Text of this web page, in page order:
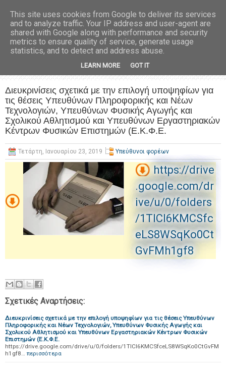
Διευκρινίσεις σχετικά με την επιλογή υποψηφίων για
τις θέσεις Υπευθύνων Πληροφορικής και Νέων
Τεχνολογιών, Υπευθύνων Φυσικής Αγωγής και
Σχολικού Αθλητισμού και Υπευθύνων Εργαστηριακών
Κέντρων Φυσικών Επιστημών (Ε.Κ.Φ.Ε.
Τετάρτη, Ιανουαρίου 23, 2019 Υπεύθυνοι φορέων
https://drive
.google.com/dr
ive/u/0/folders
/1TlCl6KMCSfc
eLS8WSqKo0Ct
GvFMh1gf8
Σχετικές Αναρτήσεις:
Διευκρινίσεις σχετικά με την επιλογή υποψηφίων για τις θέσεις Υπευθύνων
Πληροφορικής και Νέων Τεχνολογιών, Υπευθύνων Φυσικής Αγωγής και
Σχολικού Αθλητισμού και Υπευθύνων Εργαστηριακών Κέντρων Φυσικών
Επιστημών (Ε.Κ.Φ.Ε.
https://drive.google.com/drive/u/0/folders/1TlCl6KMCSfceLS8WSqKo0CtGvFM
h1gf8… περισσότερα
This site uses cookies from Google to deliver its services
and to analyze traffic. Your IP address and user-agent are
shared with Google along with performance and security
metrics to ensure quality of service, generate usage
statistics, and to detect and address abuse.
LEARN MORE GOT IT